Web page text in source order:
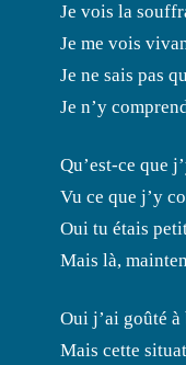
Je vois la
Je me vois
Je ne sais pas
Je n’y
Qu’est-ce que
Vu ce que j’y
Oui tu étais
Mais là,
Oui j’ai goûté
Mais cette